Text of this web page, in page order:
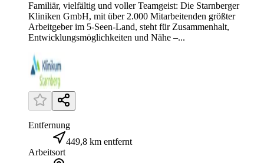
Familiär, vielfältig und voller Teamgeist: Die Starnberger
Kliniken GmbH, mit über 2.000 Mitarbeitenden größter
Arbeitgeber im 5-Seen-Land, steht für Zusammenhalt,
Entwicklungsmöglichkeiten und Nähe –...
Entfernung
449,8 km entfernt
Arbeitsort